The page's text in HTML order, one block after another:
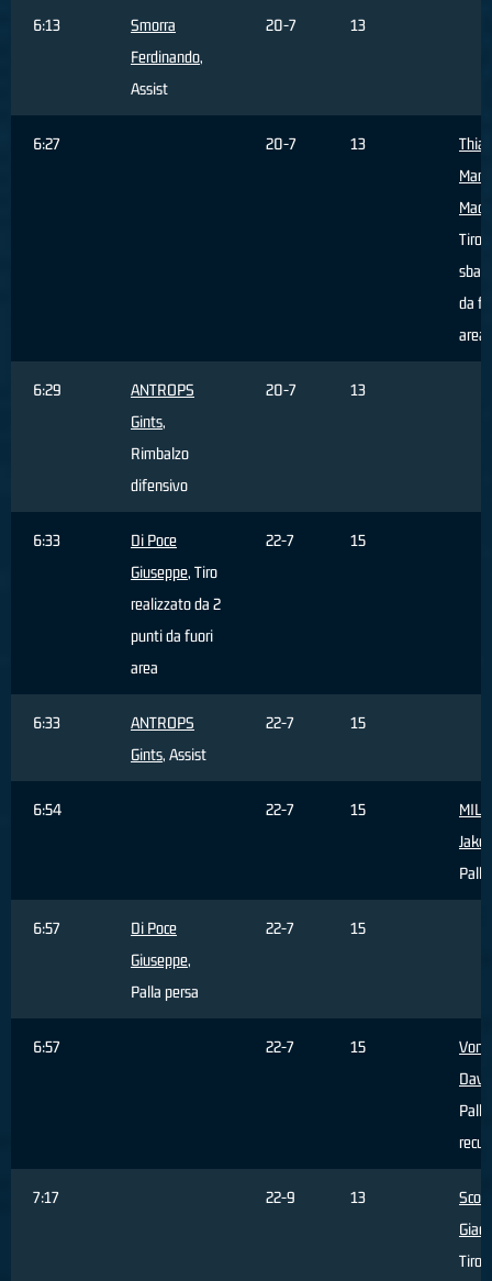
6:13
Smorra
Ferdinando,
Assist
20-7 13
6:27 20-7 13
Tiro
da
area
6:29
ANTROPS
Gints,
Rimbalzo
difensivo
20-7 13
6:33
Di Poce
Giuseppe, Tiro
realizzato da 2
punti da fuori
area
22-7 15
6:33
ANTROPS
Gints, Assist
22-7 15
6:54 22-7 15
6:57
Di Poce
Giuseppe,
Palla persa
22-7 15
6:57 22-7 15
Vona
Palla
7:17 22-9 13
Tiro